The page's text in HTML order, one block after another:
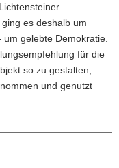
es deshalb um
gelebte Demokratie.
für die
so zu gestalten,
und genutzt